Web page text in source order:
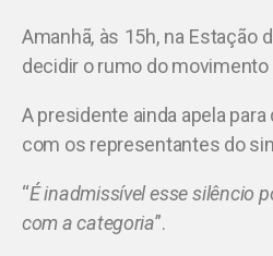
Amanhã, às 15h, na Estação
decidir o rumo do movimento
A presidente ainda apela
com os representantes do
“É inadmissível esse silêncio
com a categoria”.